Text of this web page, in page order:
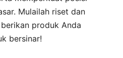
Mulailah riset dan
produk Anda
bersinar!